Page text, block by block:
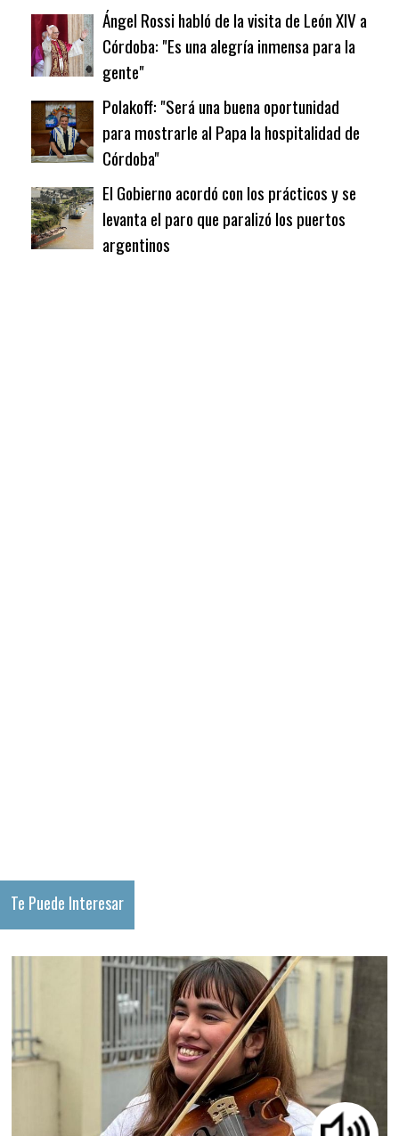
Ángel Rossi habló de la visita de León XIV a
Córdoba: "Es una alegría inmensa para la
gente"
Polakoff: "Será una buena oportunidad
para mostrarle al Papa la hospitalidad de
Córdoba"
El Gobierno acordó con los prácticos y se
levanta el paro que paralizó los puertos
argentinos
Te Puede Interesar